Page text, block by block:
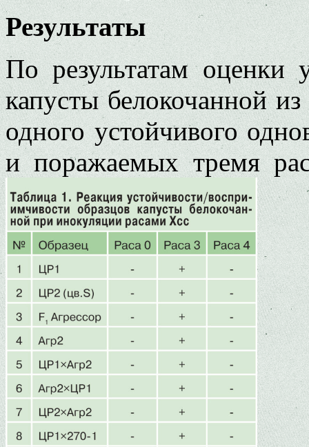
Результаты
По результатам оценки
капусты белокочанной
одного устойчивого
и поражаемых тремя